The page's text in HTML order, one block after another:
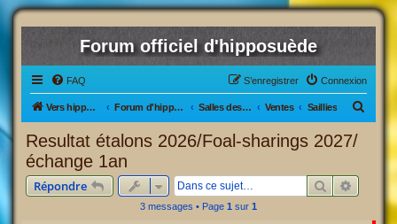
Forum officiel d'hipposuède
FAQ Connexion
S’enregistrer
Vers hipposuède, le jeu ! Forum d'hipposuède Salles des Ventes Ventes Saillies
Resultat étalons 2026/Foal-sharings 2027/
échange 1an
Répondre Rechercher
3 messages • Page 1 sur 1